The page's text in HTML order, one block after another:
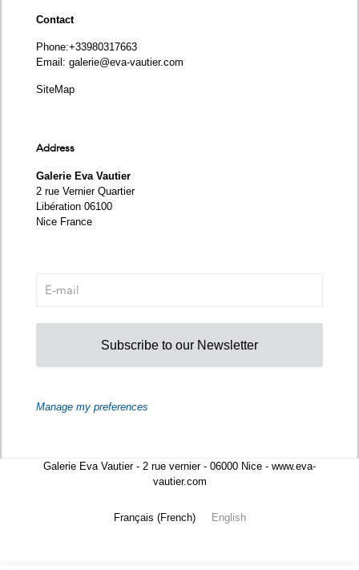
Contact
Phone:+33980317663
Email: galerie@eva-vautier.com
SiteMap
Address
Galerie Eva Vautier
2 rue Vernier Quartier
Libération 06100
Nice France
Subscribe to our Newsletter
Manage my preferences
Galerie Eva Vautier - 2 rue vernier - 06000 Nice - www.eva-
vautier.com
Français (French) English